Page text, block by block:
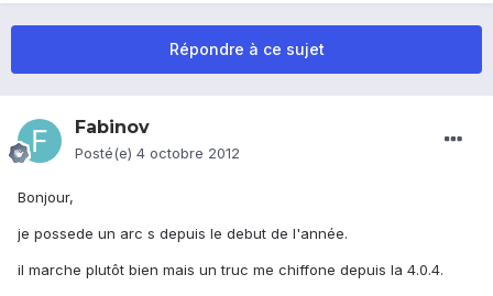
Répondre à ce sujet
Fabinov
Posté(e) 4 octobre 2012
Bonjour,
je possede un arc s depuis le debut de l'année.
il marche plutôt bien mais un truc me chiffone depuis la 4.0.4.